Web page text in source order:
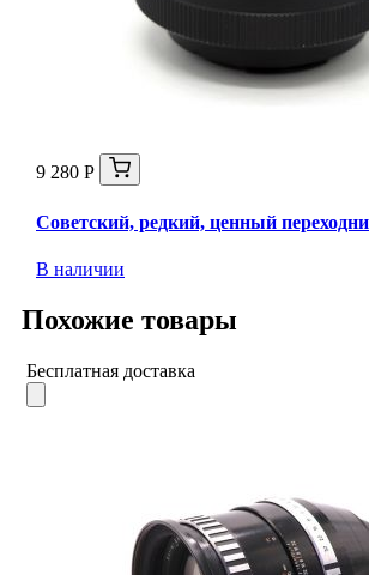
9 280 Р
Советский, редкий, ценный
В наличии
Похожие товары
Бесплатная доставка